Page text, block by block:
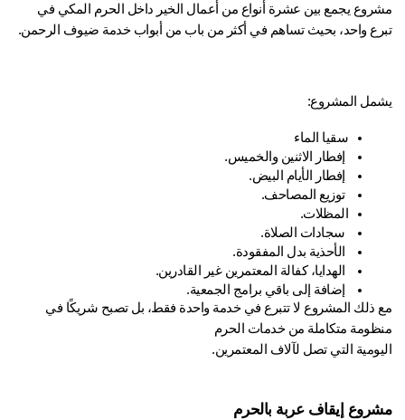
مشروع يجمع بين عشرة أنواع من أعمال الخير داخل الحرم المكي في
واحد، بحيث تساهم في أكثر من باب من أبواب خدمة ضيوف الرحمن.
المشروع:
سقيا الماء
إفطار الاثنين والخميس.
إفطار الأيام البيض.
توزيع المصاحف.
المظلات.
سجادات الصلاة.
الأحذية بدل المفقودة.
الهدايا، كفالة المعتمرين غير القادرين.
إضافة إلى باقي برامج الجمعية.
مع ذلك المشروع لا تتبرع في خدمة واحدة فقط، بل تصبح شريكًا في
متكاملة من خدمات الحرم
التي تصل لآلاف المعتمرين.
إيقاف عربة بالحرم